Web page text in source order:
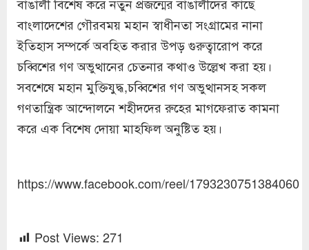
বাংলাদেশের গৌরবময় মহান স্বাধীনতা সংগ্রামের নানা
ইতিহাস সম্পর্কে অবহিত করার উপড় গুরুত্বারোপ করে
চব্বিশের গণ অভুত্থানের চেতনার কথাও উল্লেখ করা হয়।
সবশেষে মহান মুক্তিযুদ্ধ,চব্বিশের গণ অভুত্থানসহ সকল
গণতান্ত্রিক আন্দোলনে শহীদদের রুহের মাগফেরাত কামনা
করে এক বিশেষ দোয়া মাহফিল অনুষ্টিত হয়।
https://www.facebook.com/reel/1793230751384060
Post Views: 271